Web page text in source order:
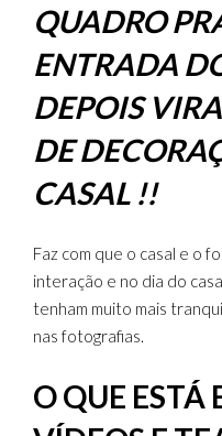
QUADRO
ENTRADA
DEPOIS
DE
CASAL !!
Faz com que o casal e o
interação e no dia do
tenham muito mais
nas fotografias.
O QUE ESTÁ